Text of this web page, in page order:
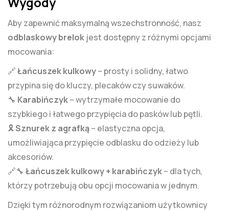
Aby zapewnić maksymalną wszechstronność, nasz
odblaskowy brelok jest dostępny z różnymi opcjami
mocowania:
🔗Łańcuszek kulkowy– prosty i solidny, łatwo
przypina się do kluczy, plecaków czy suwaków.
🔧 Karabińczyk– wytrzymałe mocowanie do
szybkiego i łatwego przypięcia do pasków lub pętli.
🎗Sznurek z agrafką– elastyczna opcja,
umożliwiająca przypięcie odblasku do odzieży lub
akcesoriów.
🔗🔧 Łańcuszek kulkowy + karabińczyk– dla tych,
którzy potrzebują obu opcji mocowania w jednym.
Dzięki tym różnorodnym rozwiązaniom użytkownicy